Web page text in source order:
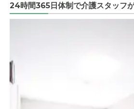
24時間365日体制で介護スタッフ